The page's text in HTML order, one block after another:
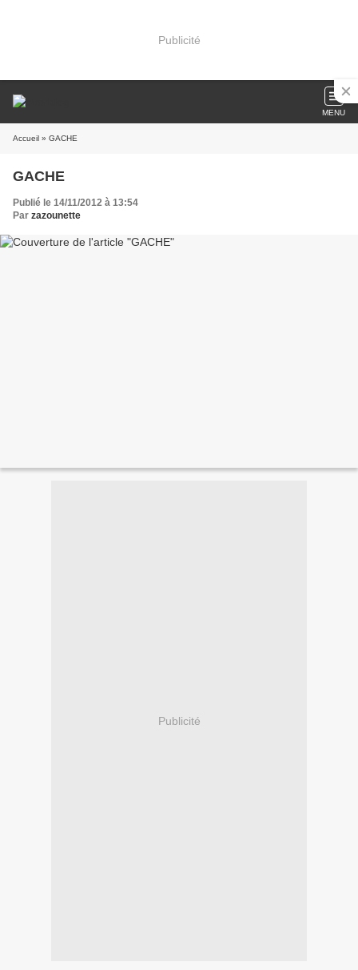
Publicité
MENU
Accueil » GACHE
GACHE
Publié le 14/11/2012 à 13:54
Par zazounette
Publicité